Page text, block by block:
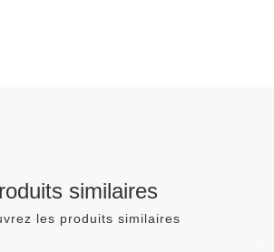
similaires
les produits similaires